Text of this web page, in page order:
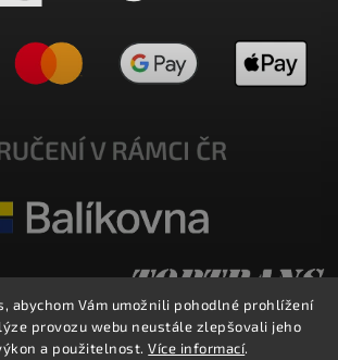
abychom Vám umožnili pohodlné prohlížení
provozu webu neustále zlepšovali jeho
a použitelnost.Více informací.